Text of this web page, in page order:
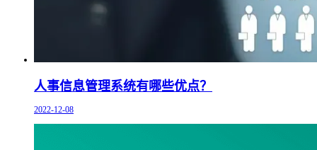
人事信息管理系统有哪些优点？
2022-12-08